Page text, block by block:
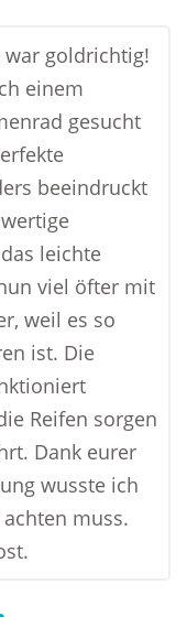
war goldrichtig!
einem
gesucht
beeindruckt
leichte
viel öfter mit
weil es so
ist. Die
Reifen sorgen
Dank eurer
wusste ich
muss.